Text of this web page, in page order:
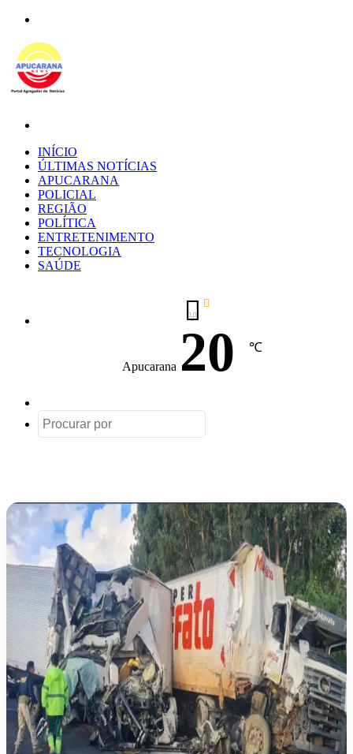
INÍCIO
ÚLTIMAS NOTÍCIAS
APUCARANA
POLICIAL
REGIÃO
POLÍTICA
ENTRETENIMENTO
TECNOLOGIA
SAÚDE
Apucarana 20 ℃
aleatório